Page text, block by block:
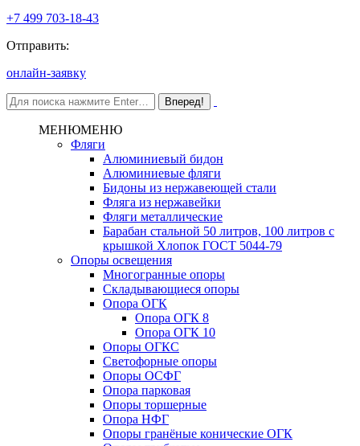
+7 499 703-18-43
Отправить:
онлайн-заявку
МЕНЮМЕНЮ
Фляги
Алюминиевый бидон
Алюминиевые фляги
Бидоны из нержавеющей стали
Фляга из нержавейки
Фляги металлические
Барабан стальной 50 литров, 100 литров с
крышкой Хлопок ГОСТ 5044-79
Опоры освещения
Многогранные опоры
Складывающиеся опоры
Опора ОГК
Опора ОГК 8
Опора ОГК 10
Опоры ОГКС
Светофорные опоры
Опоры ОСФГ
Опора парковая
Опоры торшерные
Опора НФГ
Опоры гранёные конические ОГК